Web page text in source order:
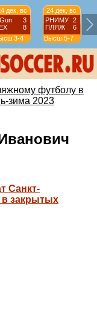
дек, вс
3
8
3-4
24 дек, вс
РНИМУ
2
ПЛЯЖ
6
Высш 5-7
футболу в
зима 2023
Санкт-
в закрытых